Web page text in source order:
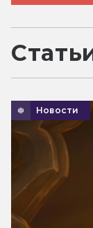
Новости